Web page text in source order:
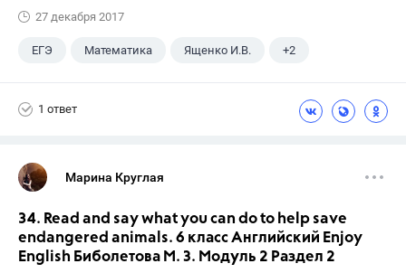
27 декабря 2017
ЕГЭ Математика Ященко И.В. +2
1 ответ
Марина Круглая
34. Read and say what you can do to help save
endangered animals. 6 класс Английский Enjoy
English Биболетова М. З. Модуль 2 Раздел 2